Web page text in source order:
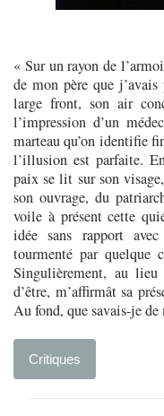
« Sur un rayon de
de mon père que
large front, son air
l’impression d’un
marteau qu’on identifie
l’illusion est parfaite.
paix se lit sur son
son ouvrage, du
voile à présent cette
idée sans rapport
tourmenté par quelque
Singulièrement, au
d’être, m’affirmât sa
Au fond, que savais-je de
Critiques